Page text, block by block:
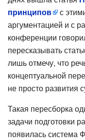
принципов
с
аргументацией и с
конференции
пересказывать
лишь отмечу, что
концептуальной
не просто развития
Такая пересборка
задачи подготовки
появилась система